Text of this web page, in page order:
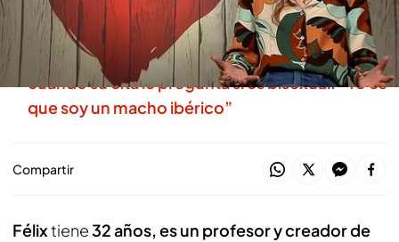
'First Dates'
La reacción de un soltero de 'First Dates'
cuando su cita le pregunta si es bisexual: “Yo es
que soy un macho ibérico”
Compartir
Félixtiene32 años, es un profesor y creador de